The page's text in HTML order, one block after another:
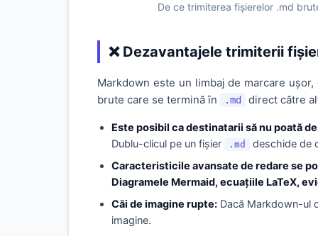
De ce trimiterea fișierelor .md
❌ Dezavantajele trimiterii
Markdown este un limbaj de marcare
brute care se termină în
.md direct către
Este posibil ca destinatarii să nu poată
Dublu-clicul pe un fișier
.md
deschide de
Caracteristicile avansate de redare se
Diagramele Mermaid, ecuațiile LaTeX,
Căi de imagine rupte: Dacă Markdown-ul
imagine.